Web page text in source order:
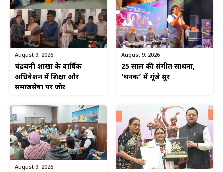
August 9, 2026
चंद्रबनी शाखा के वार्षिक
अधिवेशन में शिक्षा और
समाजसेवा पर जोर
August 9, 2026
25 साल की संगीत साधना,
‘घनक’ में गूंजे सुर
August 9, 2026